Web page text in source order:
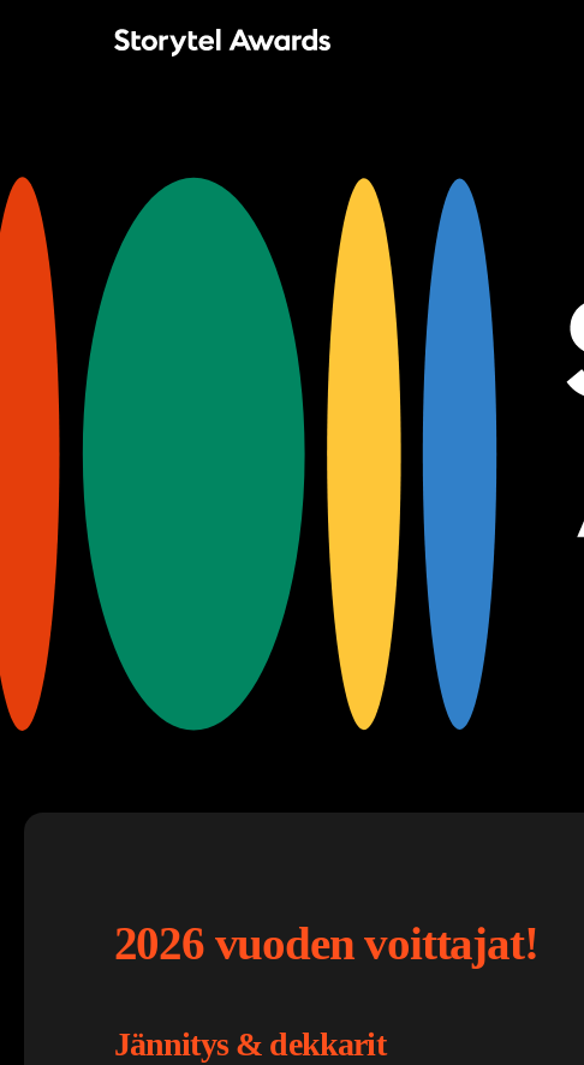
2026 vuoden voittajat!
Jännitys & dekkarit